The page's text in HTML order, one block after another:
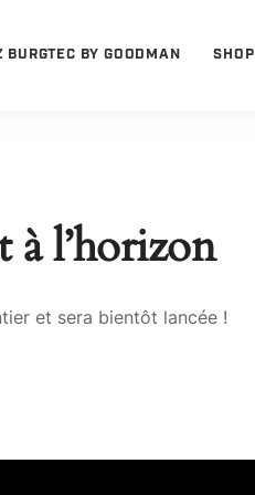
BURGTEC BY GOODMAN SHOP
à l’horizon
et sera bientôt lancée !